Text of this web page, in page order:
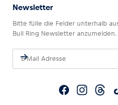
Newsletter
Bitte fülle die Felder unterhalb
Bull Ring Newsletter anzumelden.